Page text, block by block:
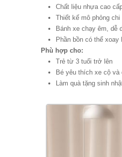
Chất liệu nhựa cao
Thiết kế mô phỏng
Bánh xe chạy êm, dễ
Phần bồn có thể
Phù hợp cho:
Trẻ từ 3 tuổi trở lên
Bé yêu thích xe cộ
Làm quà tặng sinh